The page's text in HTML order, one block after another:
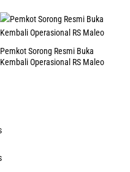
Pemkot Sorong Resmi Buka
Kembali Operasional RS Maleo